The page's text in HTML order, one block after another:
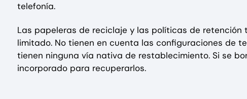
telefonía.
Las papeleras de reciclaje y las políticas de
limitado. No tienen en cuenta las configuraciones de
tienen ninguna vía nativa de restablecimiento. Si se
incorporado para recuperarlos.